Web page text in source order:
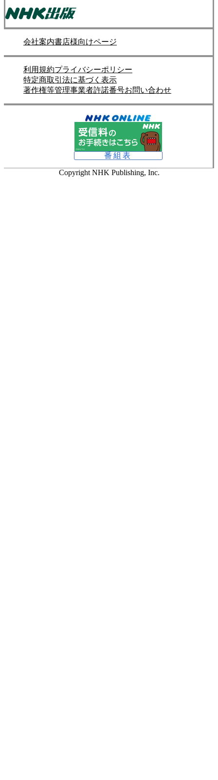
会社案内書店様向けページ
利用規約プライバシーポリシー
特定商取引法に基づく表示
著作権等管理事業者許諾番号お問い合わせ
番組表
Copyright NHK Publishing, Inc.